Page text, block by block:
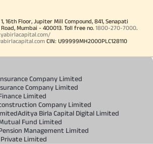
16th Floor, Jupiter Mill Compound, 841, Senapati
Mumbai - 400013. Toll free no. 1800-270-7000.
CIN: U99999MH2000PLC128110
Company Limited
Company Limited
Limited
Company Limited
Aditya Birla Capital Digital Limited
Fund Limited
Management Limited
Limited